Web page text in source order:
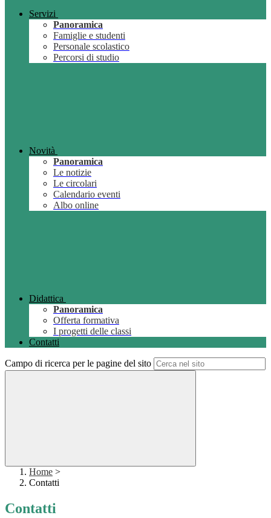
Servizi
Panoramica
Famiglie e studenti
Personale scolastico
Percorsi di studio
Novità
Panoramica
Le notizie
Le circolari
Calendario eventi
Albo online
Didattica
Panoramica
Offerta formativa
I progetti delle classi
Contatti
Campo di ricerca per le pagine del sito
Home >
Contatti
Contatti